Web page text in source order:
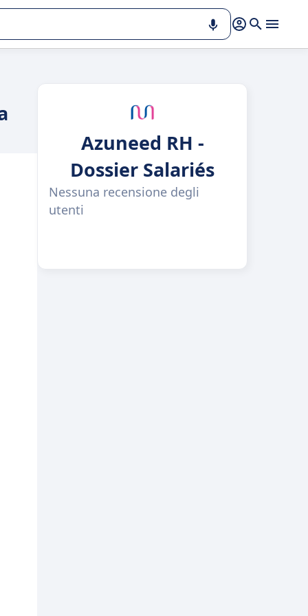
Azuneed RH -
Dossier Salariés
Nessuna recensione degli
utenti